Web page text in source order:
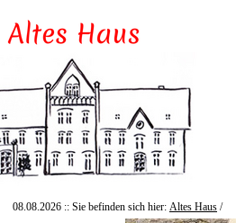
08.08.2026 :: Sie befinden sich hier: Altes Haus /